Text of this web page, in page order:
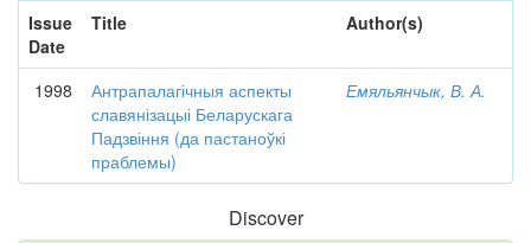
Issue
Date
Title Author(s)
1998
Антрапалагічныя аспекты
славянізацыі Беларускага
Падзвіння (да пастаноўкі
праблемы)
Емяльянчык, В. А.
Discover